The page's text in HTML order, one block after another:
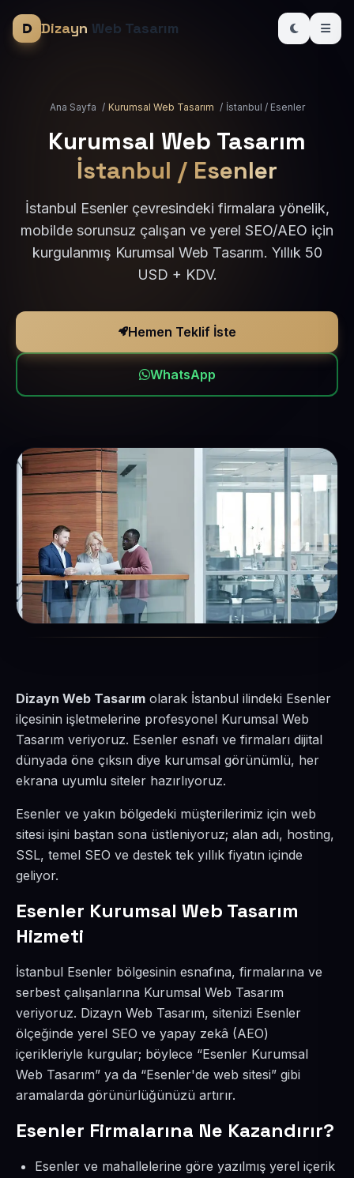
Dizayn Web Tasarım
Ana Sayfa / Kurumsal Web Tasarım / İstanbul / Esenler
Kurumsal Web Tasarım
İstanbul / Esenler
İstanbul Esenler çevresindeki firmalara yönelik,
mobilde sorunsuz çalışan ve yerel SEO/AEO için
kurgulanmış Kurumsal Web Tasarım. Yıllık 50
USD + KDV.
Hemen Teklif İste
WhatsApp
Dizayn Web Tasarım olarak İstanbul ilindeki Esenler
ilçesinin işletmelerine profesyonel Kurumsal Web
Tasarım veriyoruz. Esenler esnafı ve firmaları dijital
dünyada öne çıksın diye kurumsal görünümlü, her
ekrana uyumlu siteler hazırlıyoruz.
Esenler ve yakın bölgedeki müşterilerimiz için web
sitesi işini baştan sona üstleniyoruz; alan adı, hosting,
SSL, temel SEO ve destek tek yıllık fiyatın içinde
geliyor.
Esenler Kurumsal Web Tasarım
Hizmeti
İstanbul Esenler bölgesinin esnafına, firmalarına ve
serbest çalışanlarına Kurumsal Web Tasarım
veriyoruz. Dizayn Web Tasarım, sitenizi Esenler
ölçeğinde yerel SEO ve yapay zekâ (AEO)
içerikleriyle kurgular; böylece “Esenler Kurumsal
Web Tasarım” ya da “Esenler'de web sitesi” gibi
aramalarda görünürlüğünüzü artırır.
Esenler Firmalarına Ne Kazandırır?
Esenler ve mahallelerine göre yazılmış yerel içerik